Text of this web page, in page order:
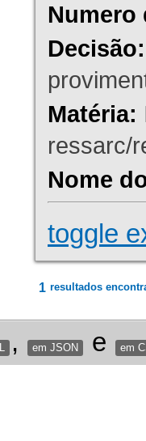
Numero
Decisão:
Matéria:
ressarc/
Nome
toggle
1 resultados
, em JSON e em